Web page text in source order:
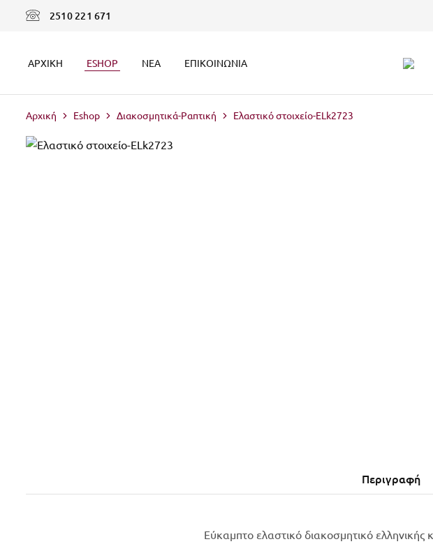
2510 221 671
ΑΡΧΙΚΉ ESHOP ΝΈΑ ΕΠΙΚΟΙΝΩΝΊΑ
Melina
Αρχική Eshop Διακοσμητικά-Ραπτική Ελαστικό στοιχείο-ELk2723
Περιγραφή
Εύκαμπτο ελαστικό διακοσμητικό ελληνικής